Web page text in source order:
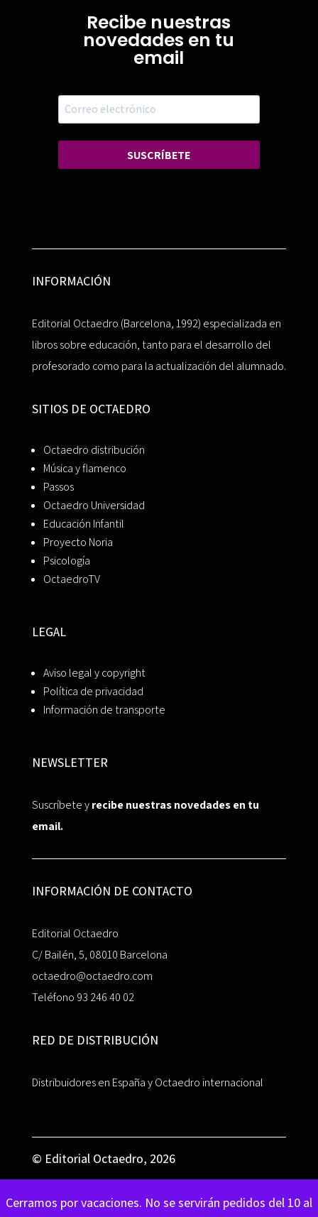
Cerramos por vacaciones. No se servirán pedidos del 10 al
Recibe nuestras
novedades en tu
email
SUSCRÍBETE
INFORMACIÓN
Editorial Octaedro (Barcelona, 1992) especializada en
libros sobre educación, tanto para el desarrollo del
profesorado como para la actualización del alumnado.
SITIOS DE OCTAEDRO
Octaedro distribución
Música y flamenco
Passos
Octaedro Universidad
Educación Infantil
Proyecto Noria
Psicología
OctaedroTV
LEGAL
Aviso legal y copyright
Política de privacidad
Información de transporte
NEWSLETTER
Suscríbete yrecibe nuestras novedades en tu
email.
INFORMACIÓN DE CONTACTO
Editorial Octaedro
C/ Bailén, 5, 08010 Barcelona
octaedro@octaedro.com
Teléfono 93 246 40 02
RED DE DISTRIBUCIÓN
Distribuidores en España y Octaedro internacional
© Editorial Octaedro, 2026